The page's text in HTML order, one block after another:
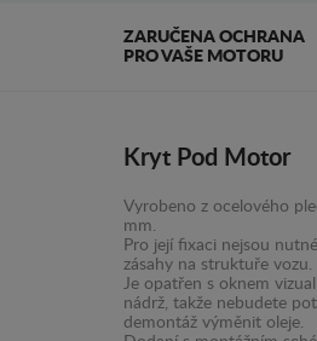
ZARUČENA OCHRANA
PRO VAŠE MOTORU
Kryt Pod Motor
Vyrobeno z ocelového
mm.
Pro její fixaci nejsou
zásahy na struktuře vozu.
Je opatřen s oknem
nádrž, takže nebudete
demontáž výměnit oleje.